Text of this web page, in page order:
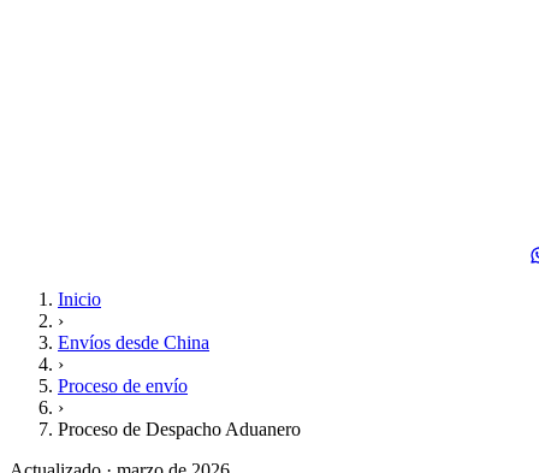
Inicio
›
Envíos desde China
›
Proceso de envío
›
Proceso de Despacho Aduanero